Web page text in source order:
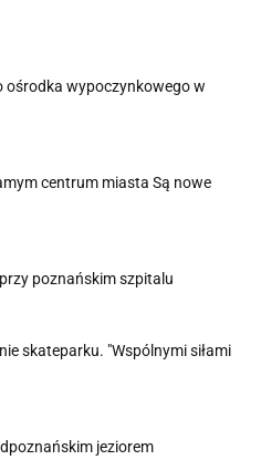
ośrodka wypoczynkowego w
centrum miasta Są nowe
poznańskim szpitalu
skateparku. "Wspólnymi siłami
jeziorem